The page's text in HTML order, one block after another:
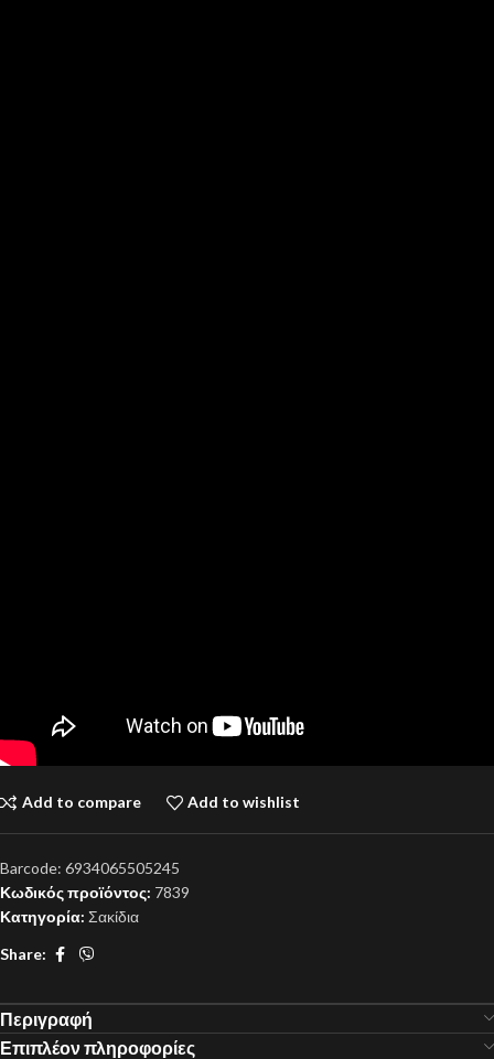
Add to compare Add to wishlist
Barcode: 6934065505245
Κωδικός προϊόντος: 7839
Κατηγορία: Σακίδια
Share:
Περιγραφή
Επιπλέον πληροφορίες